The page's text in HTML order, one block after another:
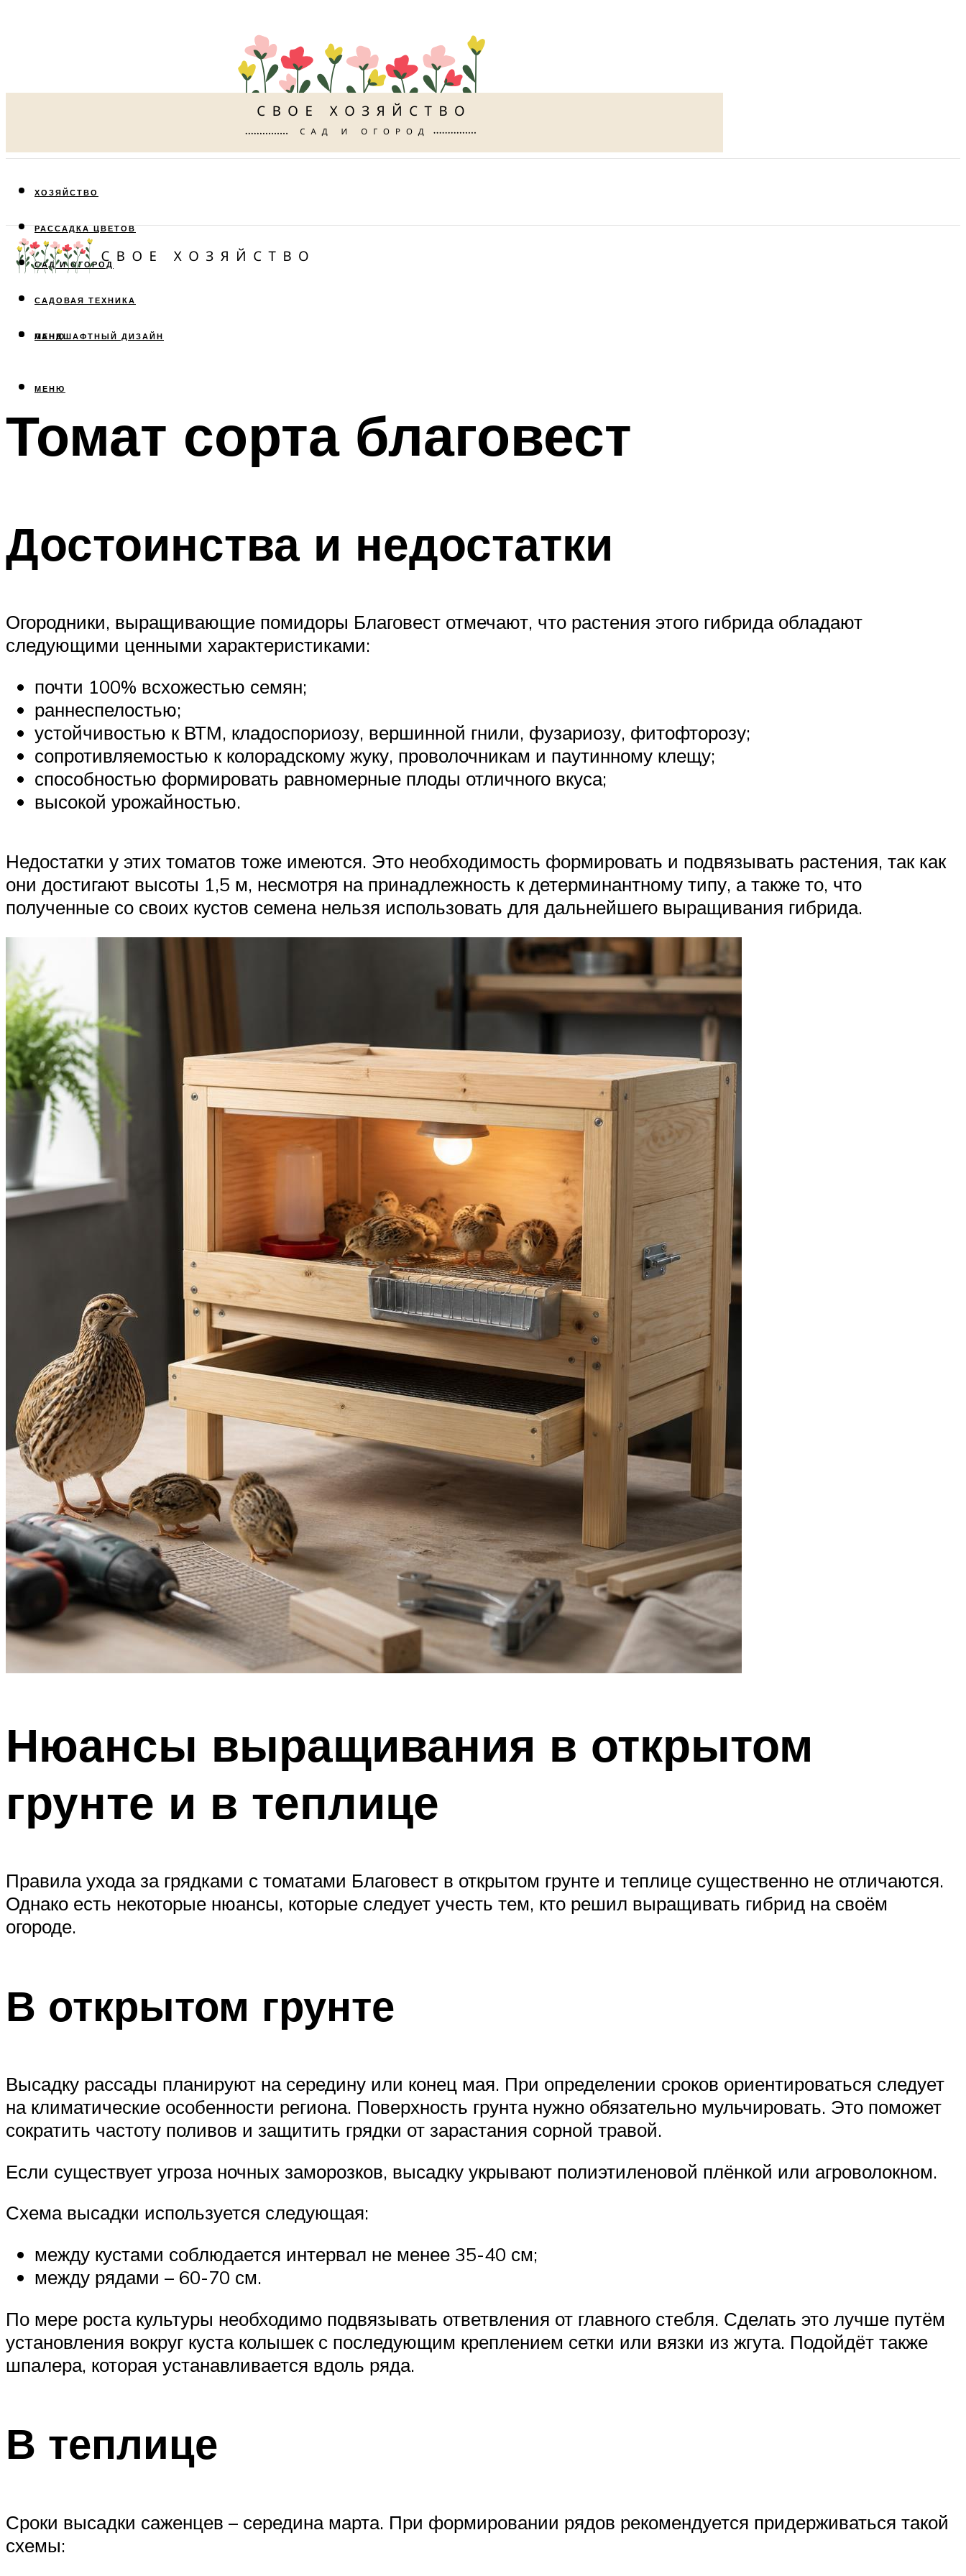
ХОЗЯЙСТВО
РАССАДКА ЦВЕТОВ
САД И ОГОРОД
САДОВАЯ ТЕХНИКА
ЛАНДШАФТНЫЙ ДИЗАЙН
МЕНЮ
МЕНЮ
Томат сорта благовест
Достоинства и недостатки
Огородники, выращивающие помидоры Благовест отмечают, что растения этого гибрида обладают
следующими ценными характеристиками:
почти 100% всхожестью семян;
раннеспелостью;
устойчивостью к ВТМ, кладоспориозу, вершинной гнили, фузариозу, фитофторозу;
сопротивляемостью к колорадскому жуку, проволочникам и паутинному клещу;
способностью формировать равномерные плоды отличного вкуса;
высокой урожайностью.
Недостатки у этих томатов тоже имеются. Это необходимость формировать и подвязывать растения, так как
они достигают высоты 1,5 м, несмотря на принадлежность к детерминантному типу, а также то, что
полученные со своих кустов семена нельзя использовать для дальнейшего выращивания гибрида.
Нюансы выращивания в открытом
грунте и в теплице
Правила ухода за грядками с томатами Благовест в открытом грунте и теплице существенно не отличаются.
Однако есть некоторые нюансы, которые следует учесть тем, кто решил выращивать гибрид на своём
огороде.
В открытом грунте
Высадку рассады планируют на середину или конец мая. При определении сроков ориентироваться следует
на климатические особенности региона. Поверхность грунта нужно обязательно мульчировать. Это поможет
сократить частоту поливов и защитить грядки от зарастания сорной травой.
Если существует угроза ночных заморозков, высадку укрывают полиэтиленовой плёнкой или агроволокном.
Схема высадки используется следующая:
между кустами соблюдается интервал не менее 35-40 см;
между рядами – 60-70 см.
По мере роста культуры необходимо подвязывать ответвления от главного стебля. Сделать это лучше путём
установления вокруг куста колышек с последующим креплением сетки или вязки из жгута. Подойдёт также
шпалера, которая устанавливается вдоль ряда.
В теплице
Сроки высадки саженцев – середина марта. При формировании рядов рекомендуется придерживаться такой
схемы: